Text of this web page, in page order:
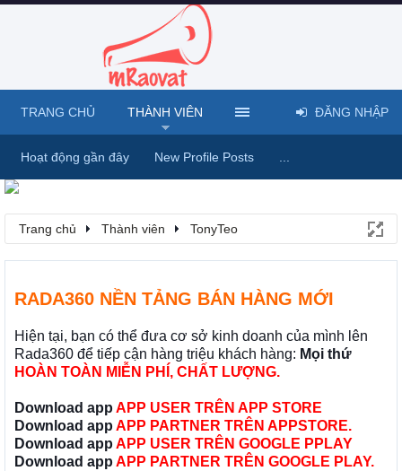
Trang chủ Thành viên TonyTeo
RADA360 NỀN TẢNG BÁN HÀNG MỚI
Hiện tại, bạn có thể đưa cơ sở kinh doanh của mình lên
Rada360 để tiếp cận hàng triệu khách hàng: Mọi thứ
HOÀN TOÀN MIỄN PHÍ, CHẤT LƯỢNG.
Download app APP USER TRÊN APP STORE
Download app APP PARTNER TRÊN APPSTORE.
Download app APP USER TRÊN GOOGLE PPLAY
Download app APP PARTNER TRÊN GOOGLE PLAY.
TRANG CHỦ THÀNH VIÊN
Hoạt động gần đây New Profile Posts
ĐĂNG NHẬP